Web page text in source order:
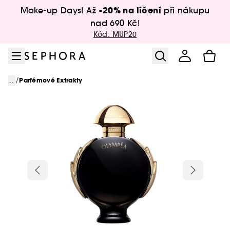
Přejít na hlavní obsah
Make-up Days! Až -20% na líčení při nákupu
nad 690 Kč!
Kód: MUP20
... /Parfémové Extrakty